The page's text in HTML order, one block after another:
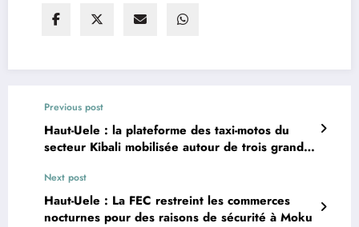
Previous post
Haut-Uele : la plateforme des taxi-motos du
secteur Kibali mobilisée autour de trois grands
Next post
Haut-Uele : La FEC restreint les commerces
nocturnes pour des raisons de sécurité à Moku